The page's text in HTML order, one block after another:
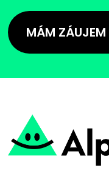
MÁM ZÁUJEM